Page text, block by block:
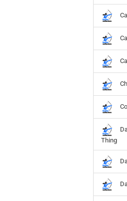
Icon
Movie
Music
Sports
STAR
Television
Thing